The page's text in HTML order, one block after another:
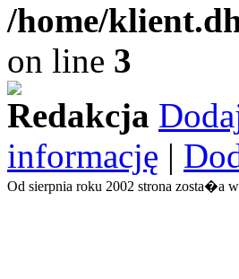
/home/
on line 3
Redakcja
informację |
Od sierpnia roku 2002 strona zosta�a